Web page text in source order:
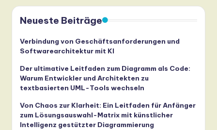
Neueste Beiträge
Verbindung von Geschäftsanforderungen und
Softwarearchitektur mit KI
Der ultimative Leitfaden zum Diagramm als Code:
Warum Entwickler und Architekten zu
textbasierten UML-Tools wechseln
Von Chaos zur Klarheit: Ein Leitfaden für Anfänger
zum Lösungsauswahl-Matrix mit künstlicher
Intelligenz gestützter Diagrammierung